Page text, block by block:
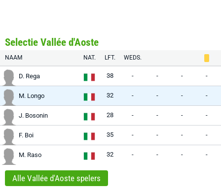
Selectie Vallée d'Aoste
NAAM NAT. LFT. WEDS.
D. Rega 38 - - - -
M. Longo 32 - - - -
J. Bosonin 28 - - - -
F. Boi 35 - - - -
M. Raso 32 - - - -
Alle Vallée d'Aoste spelers